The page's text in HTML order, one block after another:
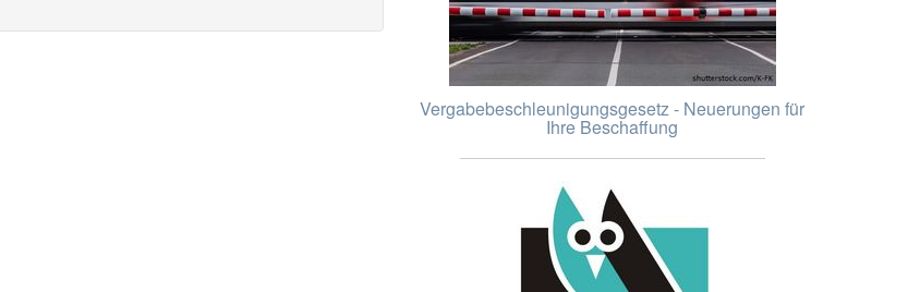
Vergabebeschleunigungsgesetz - Neuerungen für
Ihre Beschaffung